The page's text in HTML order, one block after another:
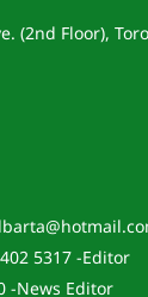
(2nd Floor),
5317 -Editor
-News Editor